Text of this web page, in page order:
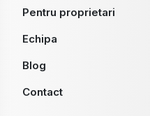
Pentru proprietari
Echipa
Blog
Contact